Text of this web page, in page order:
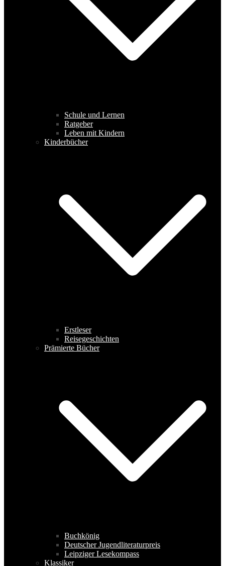
Schule und Lernen
Ratgeber
Leben mit Kindern
Kinderbücher
Erstleser
Reisegeschichten
Prämierte Bücher
Buchkönig
Deutscher Jugendliteraturpreis
Leipziger Lesekompass
Klassiker